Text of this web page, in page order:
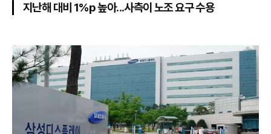
지난해 대비 1%p 높아...사측이 노조 요구 수용